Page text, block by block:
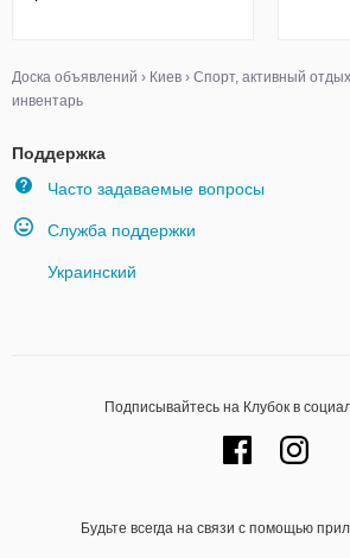
Доска объявлений › Киев › Спорт, активный отдых
инвентарь
Поддержка
Часто задаваемые вопросы
Служба поддержки
Украинский
Подписывайтесь на Клубок в
Будьте всегда на связи с помощью